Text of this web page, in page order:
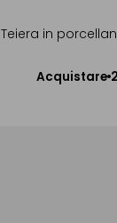
Teiera in
Acquistare